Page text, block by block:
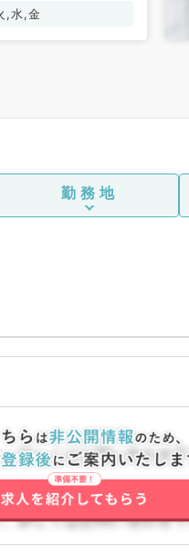
代謝内科、腎臓内科、
,水,金
勤務地
詳しくはお問い合わせ下
詳しくはお問い合わせ下